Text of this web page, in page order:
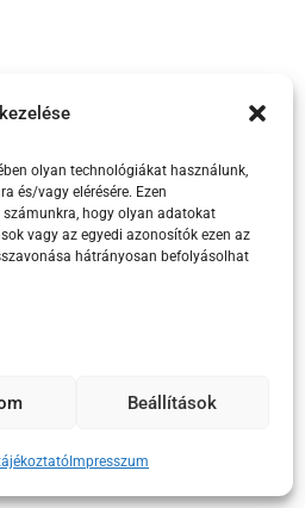
olyan technológiákat használunk,
és/vagy elérésére. Ezen
számunkra, hogy olyan adatokat
vagy az egyedi azonosítók ezen az
hátrányosan befolyásolhat
Beállítások
Impresszum
szabályzat